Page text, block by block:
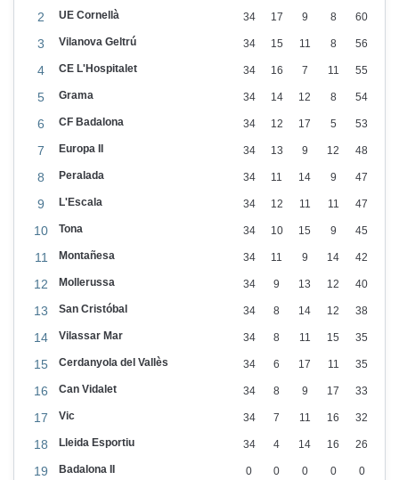
2 UE Cornellà 34 17 9 8 60
3 Vilanova Geltrú 34 15 11 8 56
4 CE L'Hospitalet 34 16 7 11 55
5 Grama 34 14 12 8 54
6 CF Badalona 34 12 17 5 53
7 Europa II 34 13 9 12 48
8 Peralada 34 11 14 9 47
9 L'Escala 34 12 11 11 47
10 Tona 34 10 15 9 45
11 Montañesa 34 11 9 14 42
12 Mollerussa 34 9 13 12 40
13 San Cristóbal 34 8 14 12 38
14 Vilassar Mar 34 8 11 15 35
15 Cerdanyola del Vallès 34 6 17 11 35
16 Can Vidalet 34 8 9 17 33
17 Vic 34 7 11 16 32
18 Lleida Esportiu 34 4 14 16 26
19 Badalona II 0 0 0 0 0